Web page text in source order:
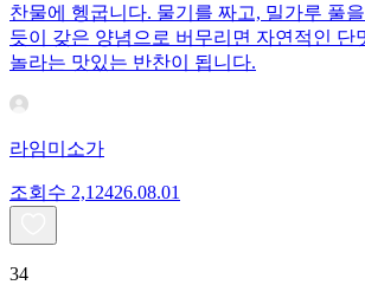
찬물에 헹굽니다. 물기를 짜고, 밀가루 풀
듯이 갖은 양념으로 버무리면 자연적인 단
놀라는 맛있는 반찬이 됩니다.
라임미소가
조회수 2,12426.08.01
34